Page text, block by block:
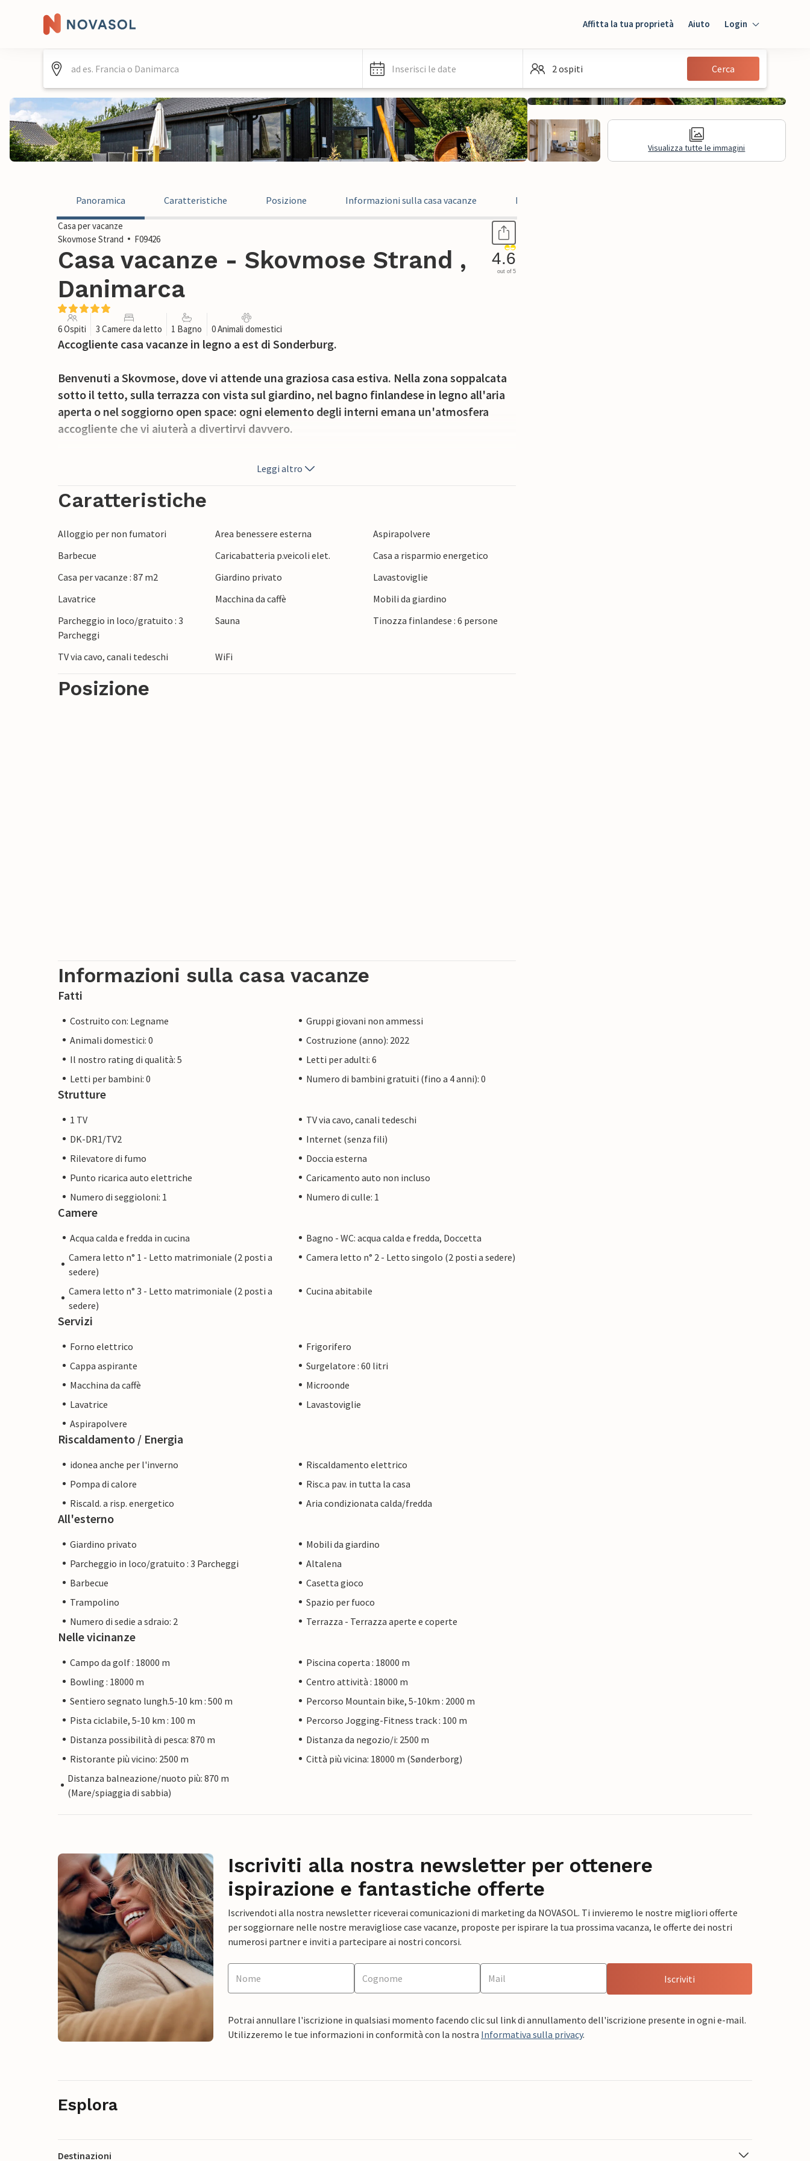
Affitta la tua proprietà Aiuto Login
Ospiti
Inserisci le date 2 ospiti Cerca
Visualizza tutte le immagini
Panoramica Caratteristiche Posizione Informazioni sulla casa vacanze Recensioni
Casa per vacanze
Skovmose Strand
F09426
Casa vacanze - Skovmose Strand ,
Danimarca
4.6
out of 5
6 Ospiti 3 Camere da letto 1 Bagno 0 Animali domestici
Accogliente casa vacanze in legno a est di Sonderburg.
Benvenuti a Skovmose, dove vi attende una graziosa casa estiva. Nella zona soppalcata
sotto il tetto, sulla terrazza con vista sul giardino, nel bagno finlandese in legno all'aria
aperta o nel soggiorno open space: ogni elemento degli interni emana un'atmosfera
accogliente che vi aiuterà a divertirvi davvero.
Scoprite di persona l'isola, dove il tranquillo Mar Baltico non è mai a pochi minuti di
distanza. Visitate l'idilliaca penisola di Kegnæs, l'antico faro di Pøl o la storica città di
Sonderburg, fate una nuotata, una gita in barca o trascorrete una giornata di relax con la
Leggi altro
Caratteristiche
Alloggio per non fumatori Area benessere esterna
Aspirapolvere
Barbecue
Caricabatteria p.veicoli elet.
Casa a risparmio energetico
Casa per vacanze : 87 m2
Giardino privato
Lavastoviglie
Lavatrice
Macchina da caffè
Mobili da giardino
Parcheggio in loco/gratuito : 3
Parcheggi
Sauna Tinozza finlandese : 6 persone
TV via cavo, canali tedeschi WiFi
Posizione
Informazioni sulla casa vacanze
Fatti
Costruito con: Legname
Gruppi giovani non ammessi
Animali domestici: 0
Costruzione (anno): 2022
Il nostro rating di qualità: 5
Letti per adulti: 6
Letti per bambini: 0
Numero di bambini gratuiti (fino a 4 anni): 0
Strutture
1 TV
TV via cavo, canali tedeschi
DK-DR1/TV2
Internet (senza fili)
Rilevatore di fumo
Doccia esterna
Punto ricarica auto elettriche
Caricamento auto non incluso
Numero di seggioloni: 1
Numero di culle: 1
Camere
Acqua calda e fredda in cucina
Bagno - WC: acqua calda e fredda, Doccetta
Camera letto n° 1 - Letto matrimoniale (2 posti a
sedere)
Camera letto n° 2 - Letto singolo (2 posti a sedere)
Camera letto n° 3 - Letto matrimoniale (2 posti a
sedere)
Cucina abitabile
Servizi
Forno elettrico
Frigorifero
Cappa aspirante
Surgelatore : 60 litri
Macchina da caffè
Microonde
Lavatrice
Lavastoviglie
Aspirapolvere
Riscaldamento / Energia
idonea anche per l'inverno
Riscaldamento elettrico
Pompa di calore
Risc.a pav. in tutta la casa
Riscald. a risp. energetico
Aria condizionata calda/fredda
All'esterno
Giardino privato
Mobili da giardino
Parcheggio in loco/gratuito : 3 Parcheggi
Altalena
Barbecue
Casetta gioco
Trampolino
Spazio per fuoco
Numero di sedie a sdraio: 2
Terrazza - Terrazza aperte e coperte
Nelle vicinanze
Campo da golf : 18000 m
Piscina coperta : 18000 m
Bowling : 18000 m
Centro attività : 18000 m
Sentiero segnato lungh.5-10 km : 500 m
Percorso Mountain bike, 5-10km : 2000 m
Pista ciclabile, 5-10 km : 100 m
Percorso Jogging-Fitness track : 100 m
Distanza possibilità di pesca: 870 m
Distanza da negozio/i: 2500 m
Ristorante più vicino: 2500 m
Città più vicina: 18000 m (Sønderborg)
Distanza balneazione/nuoto più: 870 m
(Mare/spiaggia di sabbia)
Iscriviti alla nostra newsletter per ottenere
ispirazione e fantastiche offerte
Iscrivendoti alla nostra newsletter riceverai comunicazioni di marketing da NOVASOL. Ti invieremo le nostre migliori offerte
per soggiornare nelle nostre meravigliose case vacanze, proposte per ispirare la tua prossima vacanza, le offerte dei nostri
numerosi partner e inviti a partecipare ai nostri concorsi.
Iscriviti
Potrai annullare l'iscrizione in qualsiasi momento facendo clic sul link di annullamento dell'iscrizione presente in ogni e-mail.
Utilizzeremo le tue informazioni in conformità con la nostra Informativa sulla privacy.
Esplora
Destinazioni